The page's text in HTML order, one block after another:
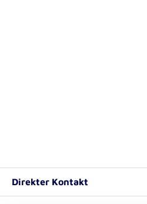
Direkter Kontakt